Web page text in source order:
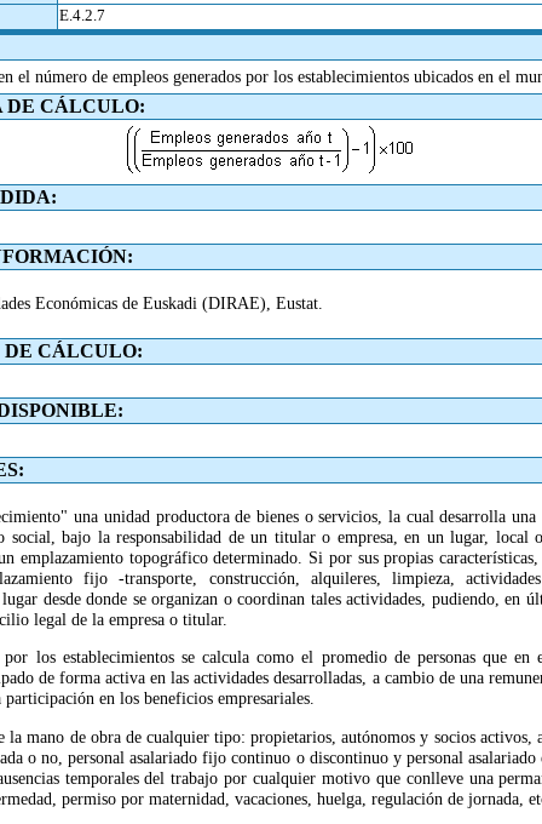
E.4.2.7
el número de empleos generados por los establecimientos ubicados en el
DE CÁLCULO:
Económicas de Euskadi (DIRAE), Eustat.
CÁLCULO:
una unidad productora de bienes o servicios, la cual desarrolla una
social, bajo la responsabilidad de un titular o empresa, en un lugar, local
emplazamiento topográfico determinado. Si por sus propias
fijo -transporte, construcción, alquileres, limpieza,
desde donde se organizan o coordinan tales actividades, pudiendo, en
legal de la empresa o titular.
los establecimientos se calcula como el promedio de personas que
de forma activa en las actividades desarrolladas, a cambio de una
participación en los beneficios empresariales.
la mano de obra de cualquier tipo: propietarios, autónomos y socios activos,
o no, personal asalariado fijo continuo o discontinuo y personal asalariado
temporales del trabajo por cualquier motivo que conlleve una
permiso por maternidad, vacaciones, huelga, regulación de jornada,